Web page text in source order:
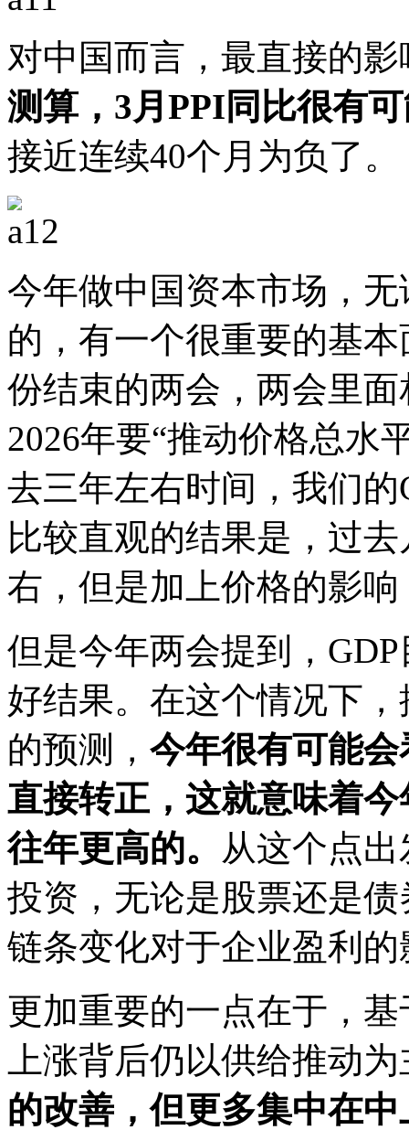
对中国而言，最直接的
测算，3月PPI同比很有
接近连续40个月为负了。
今年做中国资本市场，
的，有一个很重要的基
份结束的两会，两会里
2026年要“推动价格总水
去三年左右时间，我们
比较直观的结果是，过
右，但是加上价格的影
但是今年两会提到，
好结果。在这个情况下
的预测， 今年很有可能
直接转正，这就意味着
往年更高的。 从这个点
投资，无论是股票还是
链条变化对于企业盈利的
更加重要的一点在于，
上涨背后仍以供给推动
的改善，但更多集中在